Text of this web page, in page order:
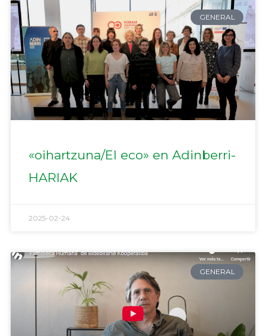
GENERAL
«oihartzuna/El eco» en Adinberri-
HARIAK
2025-02-24
GENERAL